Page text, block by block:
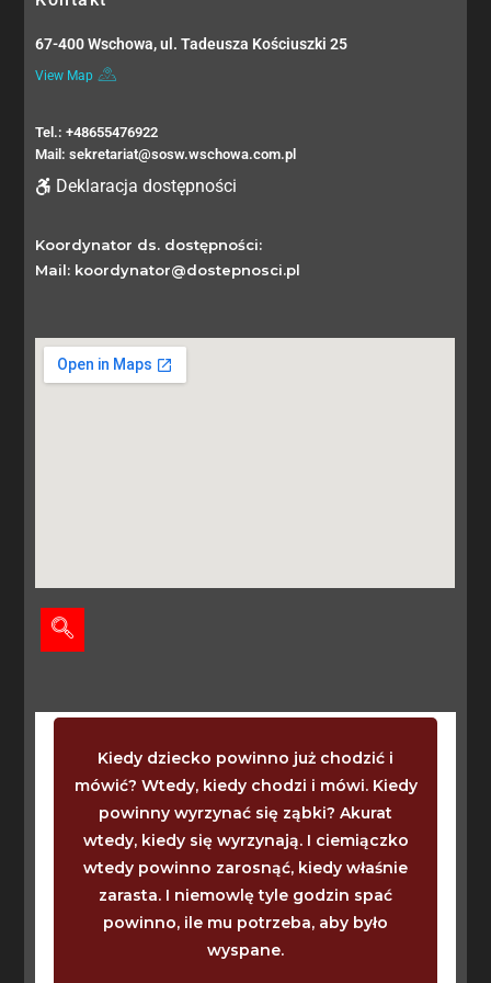
67-400 Wschowa, ul. Tadeusza Kościuszki 25
View Map
Tel.: +48655476922
Mail: sekretariat@sosw.wschowa.com.pl
Deklaracja dostępności
Koordynator ds. dostępności:
Mail: koordynator@dostepnosci.pl
Kiedy dziecko powinno już chodzić i
mówić? Wtedy, kiedy chodzi i mówi. Kiedy
powinny wyrzynać się ząbki? Akurat
wtedy, kiedy się wyrzynają. I ciemiączko
wtedy powinno zarosnąć, kiedy właśnie
zarasta. I niemowlę tyle godzin spać
powinno, ile mu potrzeba, aby było
wyspane.